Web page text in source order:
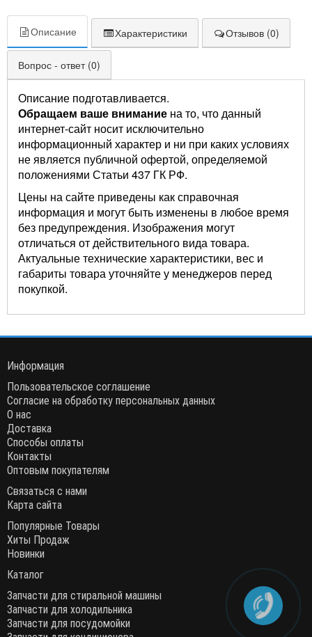
Описание Характеристики Отзывов (0)
Вопрос - ответ (0)
Описание подготавливается.
Обращаем ваше внимание на то, что данный
интернет-сайт носит исключительно
информационный характер и ни при каких условиях
не является публичной офертой, определяемой
положениями Статьи 437 ГК РФ.
Цены на сайте приведены как справочная
информация и могут быть изменены в любое время
без предупреждения. Изображения могут
отличаться от действительного вида товара.
Актуальные технические характеристики, вес и
габариты товара уточняйте у менеджеров перед
покупкой.
Информация
Пользовательское соглашение
Согласие на обработку персональных данных
О нас
Доставка
Способы оплаты
Контакты
Оптовым покупателям
Связаться с нами
Карта сайта
Популярные Товары
Хиты Продаж
Новинки
Каталог
Запчасти для стиральной машины
Запчасти для холодильника
Запчасти для посудомойки